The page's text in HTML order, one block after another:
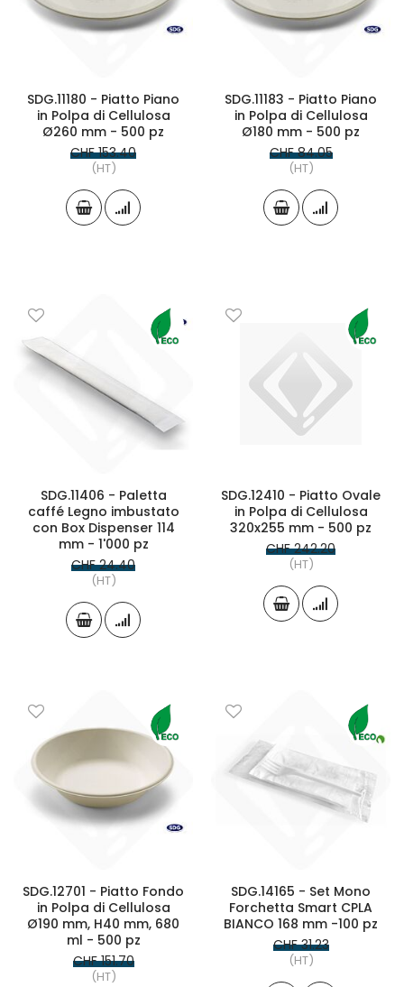
SDG.11180 - Piatto Piano
in Polpa di Cellulosa
Ø260 mm - 500 pz
CHF 153.40
(HT)
SDG.11183 - Piatto Piano
in Polpa di Cellulosa
Ø180 mm - 500 pz
CHF 84.05
(HT)
SDG.11406 - Paletta
caffé Legno imbustato
con Box Dispenser 114
mm - 1'000 pz
CHF 24.40
(HT)
SDG.12410 - Piatto Ovale
in Polpa di Cellulosa
320x255 mm - 500 pz
CHF 242.20
(HT)
SDG.12701 - Piatto Fondo
in Polpa di Cellulosa
Ø190 mm, H40 mm, 680
ml - 500 pz
CHF 151.70
(HT)
SDG.14165 - Set Mono
Forchetta Smart CPLA
BIANCO 168 mm -100 pz
CHF 31.23
(HT)